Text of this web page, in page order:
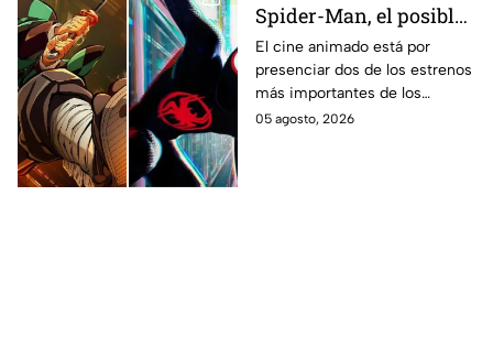
Spider-Man, el posible
gran enfrentamiento
en taquilla del 2027
El cine animado está por
presenciar dos de los estrenos
más importantes de los
últimos años.
05 agosto, 2026